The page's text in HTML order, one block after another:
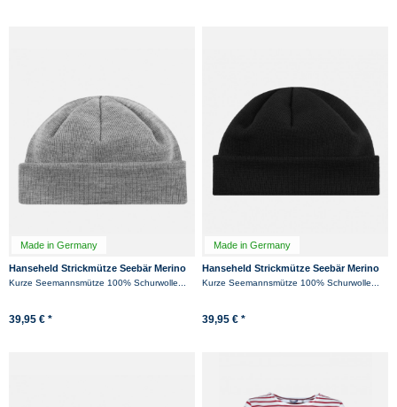
Made in Germany
Hanseheld Strickmütze Seebär Merino
Dockermütze kurz flach - Grau
Kurze Seemannsmütze 100% Schurwolle...
39,95 € *
Made in Germany
Hanseheld Strickmütze Seebär Merino
Dockermütze kurz flach - Schwarz
Kurze Seemannsmütze 100% Schurwolle...
39,95 € *